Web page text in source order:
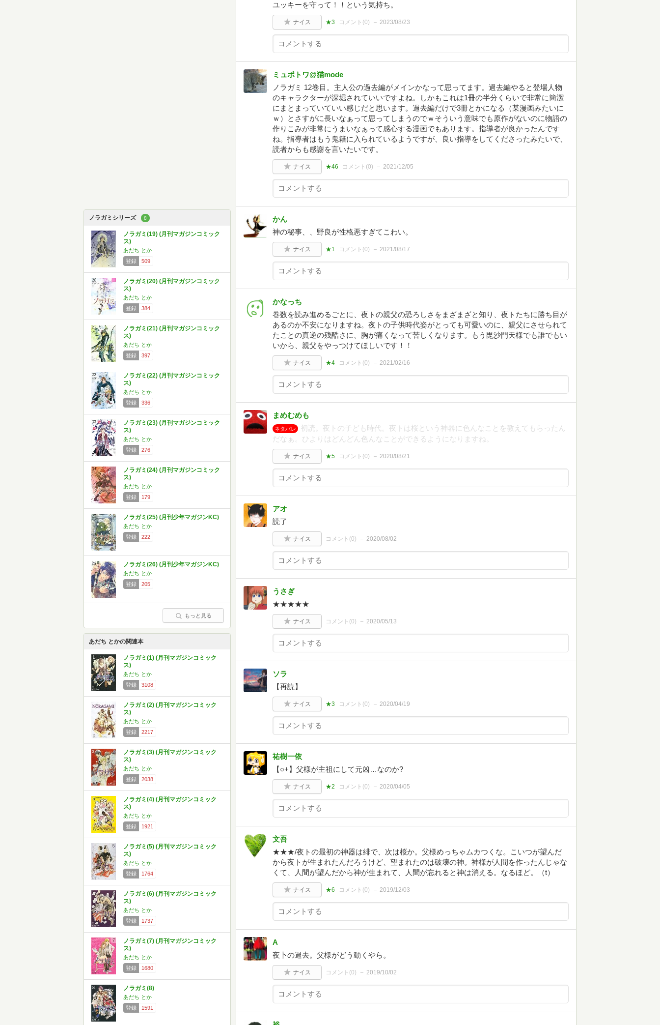
ノラガミシリーズ 8
ノラガミ(19) (月刊マガジンコミック
ス)
あだち とか
登録
509
ノラガミ(20) (月刊マガジンコミック
ス)
あだち とか
登録
384
ノラガミ(21) (月刊マガジンコミック
ス)
あだち とか
登録
397
ノラガミ(22) (月刊マガジンコミック
ス)
あだち とか
登録
336
ノラガミ(23) (月刊マガジンコミック
ス)
あだち とか
登録
276
ノラガミ(24) (月刊マガジンコミック
ス)
あだち とか
登録
179
ノラガミ(25) (月刊少年マガジンKC)
あだち とか
登録
222
ノラガミ(26) (月刊少年マガジンKC)
あだち とか
登録
205
もっと見る
あだち とかの関連本
ノラガミ(1) (月刊マガジンコミック
ス)
あだち とか
登録
3108
ノラガミ(2) (月刊マガジンコミック
ス)
あだち とか
登録
2217
ノラガミ(3) (月刊マガジンコミック
ス)
あだち とか
登録
2038
ノラガミ(4) (月刊マガジンコミック
ス)
あだち とか
登録
1921
ノラガミ(5) (月刊マガジンコミック
ス)
あだち とか
登録
1764
ノラガミ(6) (月刊マガジンコミック
ス)
あだち とか
登録
1737
ノラガミ(7) (月刊マガジンコミック
ス)
あだち とか
登録
1680
ノラガミ(8)
あだち とか
登録
1591
ユッキーを守って！！という気持ち。
ナイス ★3 コメント(0) 2023/08/23
ミュポトワ@猫mode
ノラガミ 12巻目。主人公の過去編がメインかなって思ってます。過去編やると登場人物
のキャラクターが深堀されていいですよね。しかもこれは1冊の半分くらいで非常に簡潔
にまとまっていていい感じだと思います。過去編だけで3冊とかになる（某漫画みたいに
ｗ）とさすがに長いなぁって思ってしまうのでｗそういう意味でも原作がないのに物語の
作りこみが非常にうまいなぁって感心する漫画でもあります。指導者が良かったんです
ね。指導者はもう鬼籍に入られているようですが、良い指導をしてくださったみたいで、
読者からも感謝を言いたいです。
ナイス ★46 コメント(0) 2021/12/05
かん
神の秘事、、野良が性格悪すぎてこわい。
ナイス ★1 コメント(0) 2021/08/17
かなっち
巻数を読み進めるごとに、夜トの親父の恐ろしさをまざまざと知り、夜トたちに勝ち目が
あるのか不安になりますね。夜トの子供時代姿がとっても可愛いのに、親父にさせられて
たことの真逆の残酷さに、胸が痛くなって苦しくなります。もう毘沙門天様でも誰でもい
いから、親父をやっつけてほしいです！！
ナイス ★4 コメント(0) 2021/02/16
まめむめも
ネタバレ
初読。夜トの子ども時代。夜トは桜という神器に色んなことを教えてもらったん
だなぁ。ひよりはどんどん色んなことができるようになりますね。
ナイス ★5 コメント(0) 2020/08/21
アオ
読了
ナイス コメント(0) 2020/08/02
うさぎ
★★★★★
ナイス コメント(0) 2020/05/13
ソラ
【再読】
ナイス ★3 コメント(0) 2020/04/19
祐樹一依
【○+】父様が主祖にして元凶…なのか?
ナイス ★2 コメント(0) 2020/04/05
文吾
★★★/夜トの最初の神器は緋で、次は桜か。父様めっちゃムカつくな。こいつが望んだ
から夜トが生まれたんだろうけど、望まれたのは破壊の神。神様が人間を作ったんじゃな
くて、人間が望んだから神が生まれて、人間が忘れると神は消える。なるほど。（t）
ナイス ★6 コメント(0) 2019/12/03
A
夜卜の過去。父様がどう動くやら。
ナイス コメント(0) 2019/10/02